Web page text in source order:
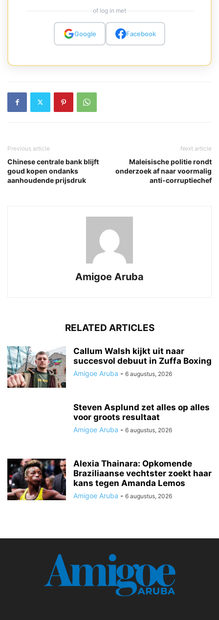
of log in met
Google Facebook
Previous article
Chinese centrale bank blijft
goud kopen ondanks
aanhoudende prijsdruk
Next article
Maleisische politie rondt
onderzoek af naar voormalig
anti-corruptiechef
Amigoe Aruba
RELATED ARTICLES
Callum Walsh kijkt uit naar
succesvol debuut in Zuffa Boxing
Amigoe Aruba - 6 augustus, 2026
Steven Asplund zet alles op alles
voor groots resultaat
Amigoe Aruba - 6 augustus, 2026
Alexia Thainara: Opkomende
Braziliaanse vechtster zoekt haar
kans tegen Amanda Lemos
Amigoe Aruba - 6 augustus, 2026